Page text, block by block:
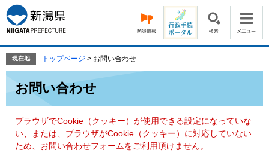
ー
ジ
の
頭
す。
ニ
ュ
ー
飛
て
現在地 トップページ > お問い合わせ
お問い合わせ
ブラウザでCookie（クッキー）が使用できる設定になっていな
い、または、ブラウザがCookie（クッキー）に対応していない
ため、お問い合わせフォームをご利用頂けません。